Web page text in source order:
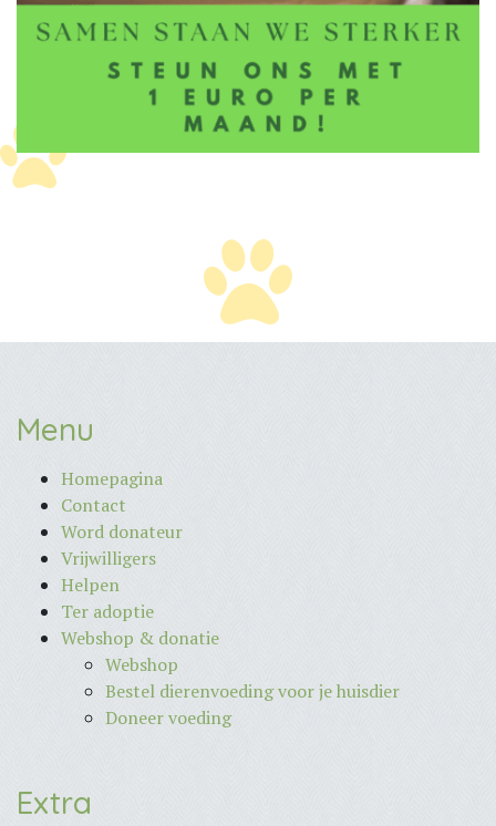
Menu
Homepagina
Contact
Word donateur
Vrijwilligers
Helpen
Ter adoptie
Webshop & donatie
Webshop
Bestel dierenvoeding voor je huisdier
Doneer voeding
Extra